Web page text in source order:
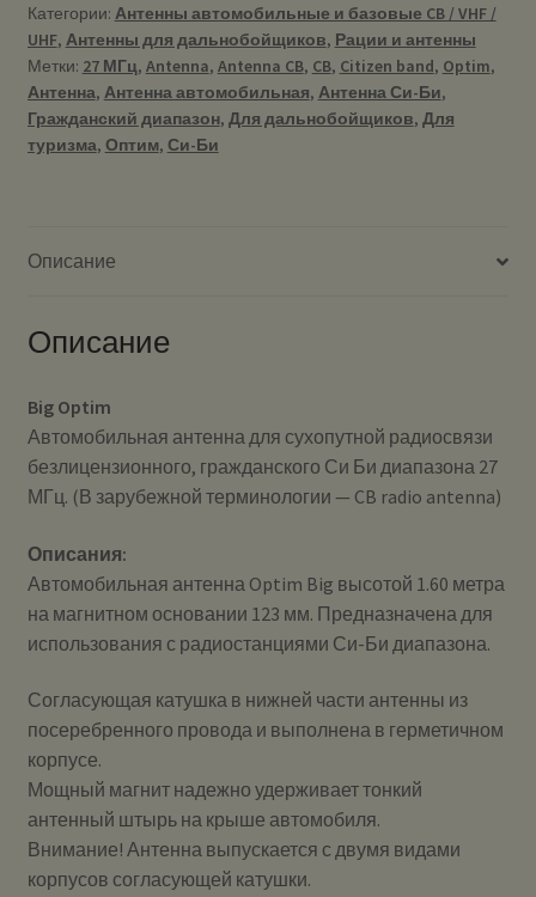
автомобильная
27
МГц
(CB)
Категории: Антенны автомобильные и базовые CB / VHF /
UHF, Антенны для дальнобойщиков, Рации и антенны
Метки: 27 МГц, Antenna, Antenna CB, CB, Citizen band, Optim,
Антенна, Антенна автомобильная, Антенна Си-Би,
Гражданский диапазон, Для дальнобойщиков, Для
туризма, Оптим, Си-Би
Описание
Описание
Big Optim
Автомобильная антенна для сухопутной радиосвязи
безлицензионного, гражданского Си Би диапазона 27
МГц. (В зарубежной терминологии — CB radio antenna)
Описания:
Автомобильная антенна Optim Big высотой 1.60 метра
на магнитном основании 123 мм. Предназначена для
использования с радиостанциями Си-Би диапазона.
Согласующая катушка в нижней части антенны из
посеребренного провода и выполнена в герметичном
корпусе.
Мощный магнит надежно удерживает тонкий
антенный штырь на крыше автомобиля.
Внимание! Антенна выпускается с двумя видами
корпусов согласующей катушки.